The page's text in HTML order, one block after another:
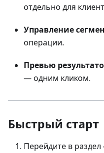
отдельно для
Управление
операции.
Превью
— одним кликом.
Быстрый старт
Перейдите в раздел